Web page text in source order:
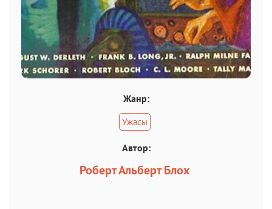
Жанр:
Ужасы
Автор:
Роберт Альберт Блох